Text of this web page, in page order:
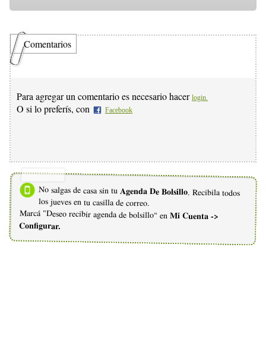
Comentarios
Para agregar un comentario es necesario hacer login.
O si lo preferís, con Facebook
No salgas de casa sin tu Agenda De Bolsillo. Recibila todos
los jueves en tu casilla de correo.
Marcá "Deseo recibir agenda de bolsillo" en Mi Cuenta ->
Configurar.